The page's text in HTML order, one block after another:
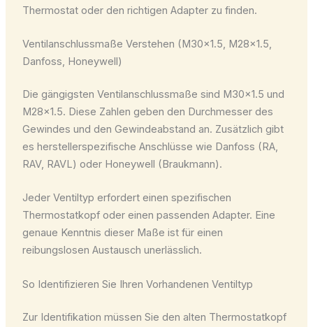
Thermostat oder den richtigen Adapter zu finden.
Ventilanschlussmaße Verstehen (M30x1.5, M28x1.5,
Danfoss, Honeywell)
Die gängigsten Ventilanschlussmaße sind M30x1.5 und
M28x1.5. Diese Zahlen geben den Durchmesser des
Gewindes und den Gewindeabstand an. Zusätzlich gibt
es herstellerspezifische Anschlüsse wie Danfoss (RA,
RAV, RAVL) oder Honeywell (Braukmann).
Jeder Ventiltyp erfordert einen spezifischen
Thermostatkopf oder einen passenden Adapter. Eine
genaue Kenntnis dieser Maße ist für einen
reibungslosen Austausch unerlässlich.
So Identifizieren Sie Ihren Vorhandenen Ventiltyp
Zur Identifikation müssen Sie den alten Thermostatkopf